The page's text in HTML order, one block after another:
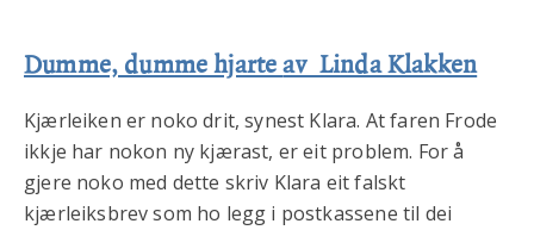
Dumme, dumme hjarteav Linda Klakken
Kjærleiken er noko drit, synest Klara. At faren Frode
ikkje har nokon ny kjærast, er eit problem. For å
gjere noko med dette skriv Klara eit falskt
kjærleiksbrev som ho legg i postkassene til dei